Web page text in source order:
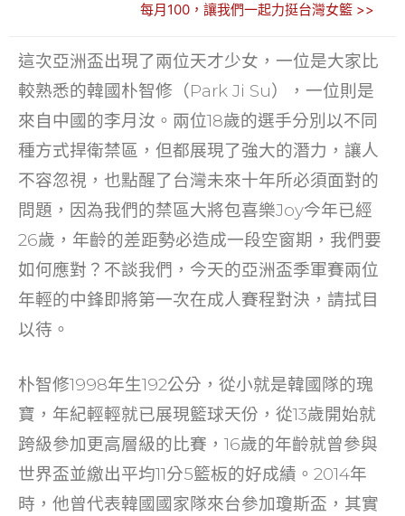
e
b
o
o
k
itt
er
ai
l
C
h
at
k
e
dI
n
每月100，讓我們一起力挺台灣女籃 >>
這次亞洲盃出現了兩位天才少女，一位是大家比
較熟悉的韓國朴智修（Park Ji Su），一位則是
來自中國的李月汝。兩位18歲的選手分別以不同
種方式捍衛禁區，但都展現了強大的潛力，讓人
不容忽視，也點醒了台灣未來十年所必須面對的
問題，因為我們的禁區大將包喜樂Joy今年已經
26歲，年齡的差距勢必造成一段空窗期，我們要
如何應對？不談我們，今天的亞洲盃季軍賽兩位
年輕的中鋒即將第一次在成人賽程對決，請拭目
以待。
朴智修1998年生192公分，從小就是韓國隊的瑰
寶，年紀輕輕就已展現籃球天份，從13歲開始就
跨級參加更高層級的比賽，16歲的年齡就曾參與
世界盃並繳出平均11分5籃板的好成績。2014年
時，他曾代表韓國國家隊來台參加瓊斯盃，其實